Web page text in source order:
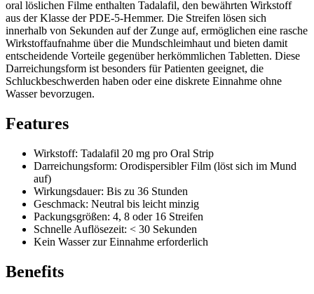
oral löslichen Filme enthalten Tadalafil, den bewährten Wirkstoff
aus der Klasse der PDE-5-Hemmer. Die Streifen lösen sich
innerhalb von Sekunden auf der Zunge auf, ermöglichen eine rasche
Wirkstoffaufnahme über die Mundschleimhaut und bieten damit
entscheidende Vorteile gegenüber herkömmlichen Tabletten. Diese
Darreichungsform ist besonders für Patienten geeignet, die
Schluckbeschwerden haben oder eine diskrete Einnahme ohne
Wasser bevorzugen.
Features
Wirkstoff: Tadalafil 20 mg pro Oral Strip
Darreichungsform: Orodispersibler Film (löst sich im Mund
auf)
Wirkungsdauer: Bis zu 36 Stunden
Geschmack: Neutral bis leicht minzig
Packungsgrößen: 4, 8 oder 16 Streifen
Schnelle Auflösezeit: < 30 Sekunden
Kein Wasser zur Einnahme erforderlich
Benefits